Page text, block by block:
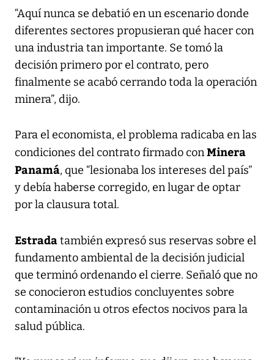
“Aquí nunca se debatió en un escenario donde
diferentes sectores propusieran qué hacer con
una industria tan importante. Se tomó la
decisión primero por el contrato, pero
finalmente se acabó cerrando toda la operación
minera”, dijo.
Para el economista, el problema radicaba en las
condiciones del contrato firmado conMinera
Panamá, que “lesionaba los intereses del país”
y debía haberse corregido, en lugar de optar
por la clausura total.
Estradatambién expresó sus reservas sobre el
fundamento ambiental de la decisión judicial
que terminó ordenando el cierre. Señaló que no
se conocieron estudios concluyentes sobre
contaminación u otros efectos nocivos para la
salud pública.